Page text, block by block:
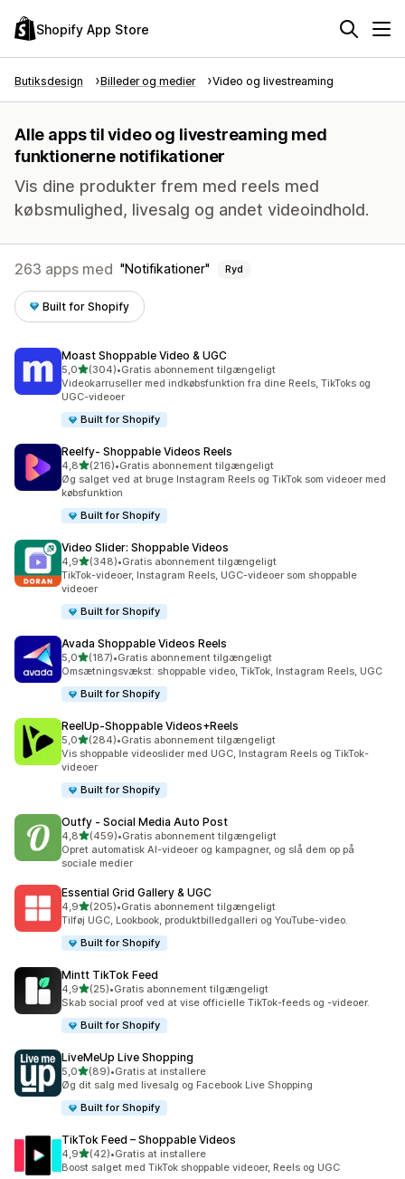
Shopify App Store
Butiksdesign Billeder og medier Video og livestreaming
Alle apps til video og livestreaming med
funktionerne notifikationer
Vis dine produkter frem med reels med
købsmulighed, livesalg og andet videoindhold.
263 apps med Notifikationer Ryd
Built for Shopify
Moast Shoppable Video & UGC
5,0ud af 5 stjerner
(304)
304 anmeldelser i alt
•Gratis abonnement tilgængeligt
Videokarruseller med indkøbsfunktion fra dine Reels, TikToks og
UGC-videoer
Built for Shopify
Reelfy‑ Shoppable Videos Reels
4,8ud af 5 stjerner
(216)
216 anmeldelser i alt
•Gratis abonnement tilgængeligt
Øg salget ved at bruge Instagram Reels og TikTok som videoer med
købsfunktion
Built for Shopify
Video Slider: Shoppable Videos
4,9ud af 5 stjerner
(348)
348 anmeldelser i alt
•Gratis abonnement tilgængeligt
TikTok-videoer, Instagram Reels, UGC-videoer som shoppable
videoer
Built for Shopify
Avada Shoppable Videos Reels
5,0ud af 5 stjerner
(187)
187 anmeldelser i alt
•Gratis abonnement tilgængeligt
Omsætningsvækst: shoppable video, TikTok, Instagram Reels, UGC
Built for Shopify
ReelUp‑Shoppable Videos+Reels
5,0ud af 5 stjerner
(284)
284 anmeldelser i alt
•Gratis abonnement tilgængeligt
Vis shoppable videoslider med UGC, Instagram Reels og TikTok-
videoer
Built for Shopify
Outfy ‑ Social Media Auto Post
4,8ud af 5 stjerner
(459)
459 anmeldelser i alt
•Gratis abonnement tilgængeligt
Opret automatisk AI-videoer og kampagner, og slå dem op på
sociale medier
Essential Grid Gallery & UGC
4,9ud af 5 stjerner
(205)
205 anmeldelser i alt
•Gratis abonnement tilgængeligt
Tilføj UGC, Lookbook, produktbilledgalleri og YouTube-video.
Built for Shopify
Mintt TikTok Feed
4,9ud af 5 stjerner
(25)
25 anmeldelser i alt
•Gratis abonnement tilgængeligt
Skab social proof ved at vise officielle TikTok-feeds og -videoer.
Built for Shopify
LiveMeUp Live Shopping
5,0ud af 5 stjerner
(89)
89 anmeldelser i alt
•Gratis at installere
Øg dit salg med livesalg og Facebook Live Shopping
Built for Shopify
TikTok Feed – Shoppable Videos
4,9ud af 5 stjerner
(42)
42 anmeldelser i alt
•Gratis at installere
Boost salget med TikTok shoppable videoer, Reels og UGC